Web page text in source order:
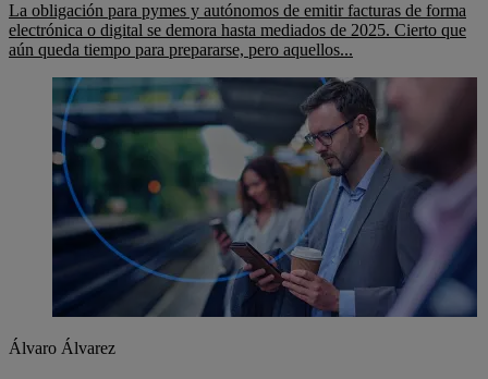
La obligación para pymes y autónomos de emitir facturas de forma
electrónica o digital se demora hasta mediados de 2025. Cierto que
aún queda tiempo para prepararse, pero aquellos...
Álvaro Álvarez